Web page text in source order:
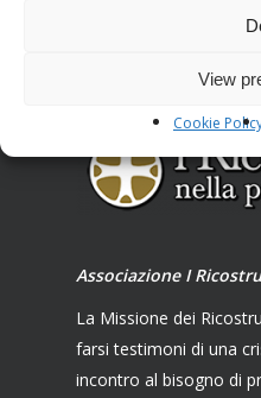
View
Cookie
Associazione I
La Missione dei
farsi testimoni di una
incontro al bisogno di